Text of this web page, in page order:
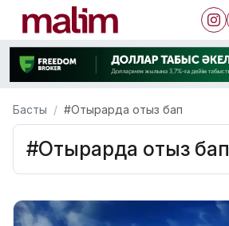
Басты #Отырарда отыз бап
#Отырарда отыз бап